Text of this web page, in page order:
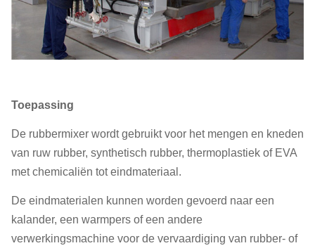
Toepassing
De rubbermixer wordt gebruikt voor het mengen en kneden
van ruw rubber, synthetisch rubber, thermoplastiek of EVA
met chemicaliën tot eindmateriaal.
De eindmaterialen kunnen worden gevoerd naar een
kalander, een warmpers of een andere
verwerkingsmachine voor de vervaardiging van rubber- of